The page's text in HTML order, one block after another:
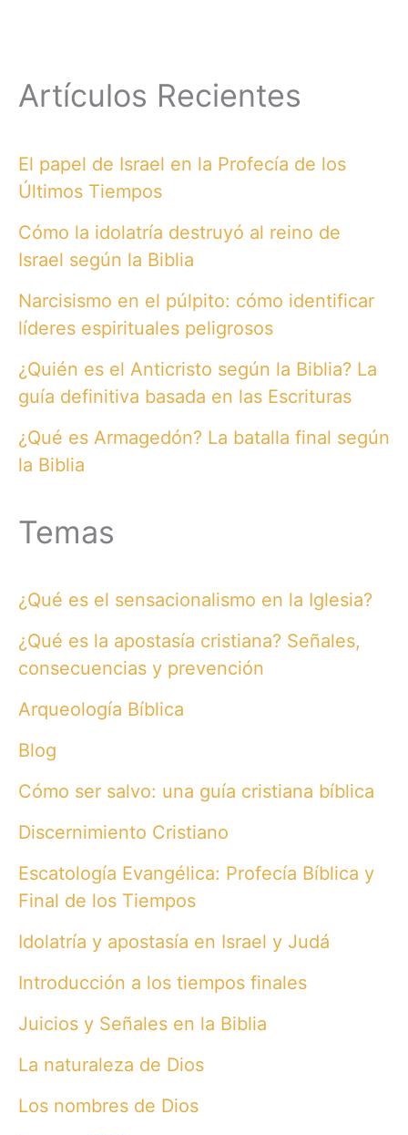
Artículos Recientes
El papel de Israel en la Profecía de los
Últimos Tiempos
Cómo la idolatría destruyó al reino de
Israel según la Biblia
Narcisismo en el púlpito: cómo identificar
líderes espirituales peligrosos
¿Quién es el Anticristo según la Biblia? La
guía definitiva basada en las Escrituras
¿Qué es Armagedón? La batalla final según
la Biblia
Temas
¿Qué es el sensacionalismo en la Iglesia?
¿Qué es la apostasía cristiana? Señales,
consecuencias y prevención
Arqueología Bíblica
Blog
Cómo ser salvo: una guía cristiana bíblica
Discernimiento Cristiano
Escatología Evangélica: Profecía Bíblica y
Final de los Tiempos
Idolatría y apostasía en Israel y Judá
Introducción a los tiempos finales
Juicios y Señales en la Biblia
La naturaleza de Dios
Los nombres de Dios